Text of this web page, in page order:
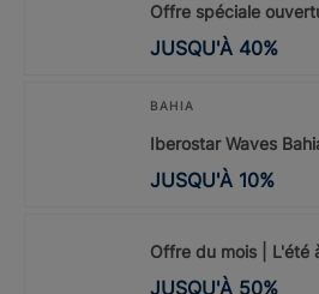
Offre spéciale
JUSQU'À 40%
BAHIA
Iberostar Waves
JUSQU'À 10%
Offre du mois | L'été
JUSQU'À 50%